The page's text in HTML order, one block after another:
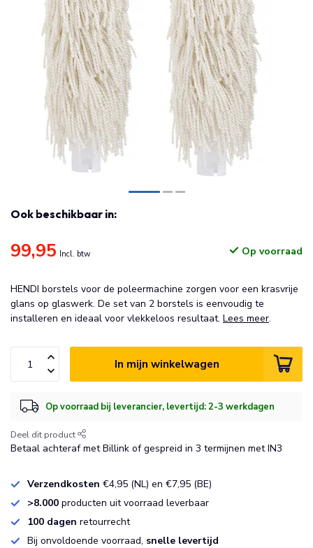
Ook beschikbaar in:
99,95 Incl. btw Op voorraad
HENDI borstels voor de poleermachine zorgen voor een krasvrije
glans op glaswerk. De set van 2 borstels is eenvoudig te
installeren en ideaal voor vlekkeloos resultaat. Lees meer.
In mijn winkelwagen
Op voorraad bij leverancier, levertijd: 2-3 werkdagen
Deel dit product
Betaal achteraf met Billink of gespreid in 3 termijnen met IN3
Verzendkosten €4,95 (NL) en €7,95 (BE)
>8.000 producten uit voorraad leverbaar
100 dagen retourrecht
Bij onvoldoende voorraad, snelle levertijd